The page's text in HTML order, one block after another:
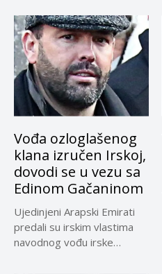
Vođa ozloglašenog
klana izručen Irskoj,
dovodi se u vezu sa
Edinom Gačaninom
Ujedinjeni Arapski Emirati
predali su irskim vlastima
navodnog vođu irske